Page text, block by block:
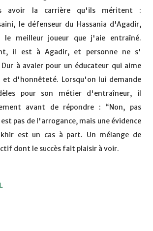
avoir la carrière qu'ils méritent :
le défenseur du Hassania d'Agadir,
le meilleur joueur que j'aie entraîné.
il est à Agadir, et personne ne s'
à avaler pour un éducateur qui aime
et d'honnêteté. Lorsqu'on lui demande
pour son métier d'entraîneur, il
avant de répondre : “Non, pas
pas de l'arrogance, mais une évidence
est un cas à part. Un mélange de
dont le succès fait plaisir à voir.